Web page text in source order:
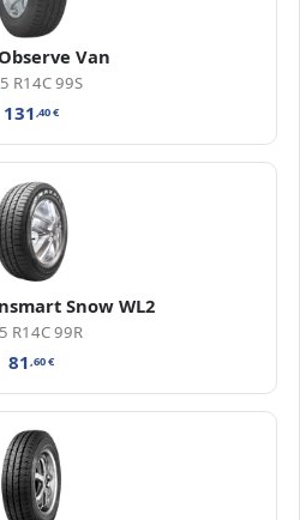
Van
R14C 99S
131,40€
Snow WL2
R14C 99R
81,60€